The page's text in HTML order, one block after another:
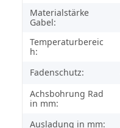
Materialstärke
Gabel:
Temperaturbereic
h:
Fadenschutz:
Achsbohrung Rad
in mm:
Ausladung in mm: